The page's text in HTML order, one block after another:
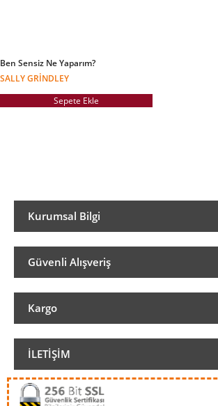
Ben Sensiz Ne Yaparım?
SALLY GRINDLEY
Sepete Ekle
Kurumsal Bilgi
Güvenli Alışveriş
Kargo
İLETIŞIM